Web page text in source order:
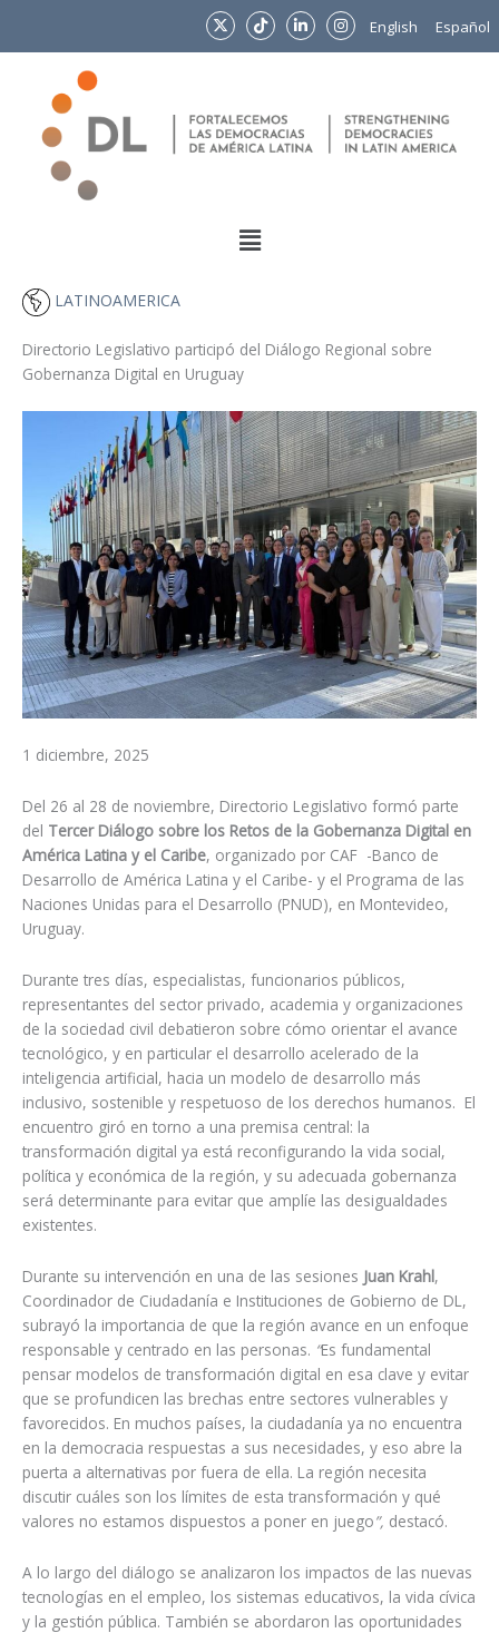
contenido
English Español
Menu
LATINOAMERICA
Directorio Legislativo participó del Diálogo Regional sobre
Gobernanza Digital en Uruguay
1 diciembre, 2025
Del 26 al 28 de noviembre, Directorio Legislativo formó parte
del Tercer Diálogo sobre los Retos de la Gobernanza Digital en
América Latina y el Caribe, organizado por CAF -Banco de
Desarrollo de América Latina y el Caribe- y el Programa de las
Naciones Unidas para el Desarrollo (PNUD), en Montevideo,
Uruguay.
Durante tres días, especialistas, funcionarios públicos,
representantes del sector privado, academia y organizaciones
de la sociedad civil debatieron sobre cómo orientar el avance
tecnológico, y en particular el desarrollo acelerado de la
inteligencia artificial, hacia un modelo de desarrollo más
inclusivo, sostenible y respetuoso de los derechos humanos. El
encuentro giró en torno a una premisa central: la
transformación digital ya está reconfigurando la vida social,
política y económica de la región, y su adecuada gobernanza
será determinante para evitar que amplíe las desigualdades
existentes.
Durante su intervención en una de las sesiones Juan Krahl,
Coordinador de Ciudadanía e Instituciones de Gobierno de DL,
subrayó la importancia de que la región avance en un enfoque
responsable y centrado en las personas. “Es fundamental
pensar modelos de transformación digital en esa clave y evitar
que se profundicen las brechas entre sectores vulnerables y
favorecidos. En muchos países, la ciudadanía ya no encuentra
en la democracia respuestas a sus necesidades, y eso abre la
puerta a alternativas por fuera de ella. La región necesita
discutir cuáles son los límites de esta transformación y qué
valores no estamos dispuestos a poner en juego”, destacó.
A lo largo del diálogo se analizaron los impactos de las nuevas
tecnologías en el empleo, los sistemas educativos, la vida cívica
y la gestión pública. También se abordaron las oportunidades